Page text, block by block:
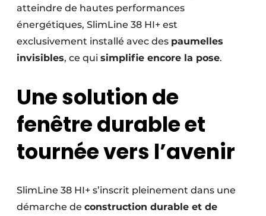
atteindre de hautes performances
énergétiques, SlimLine 38 HI+ est
exclusivement installé avec des paumelles
invisibles, ce qui simplifie encore la pose.
Une solution de
fenêtre durable et
tournée vers l’avenir
SlimLine 38 HI+ s’inscrit pleinement dans une
démarche de construction durable et de